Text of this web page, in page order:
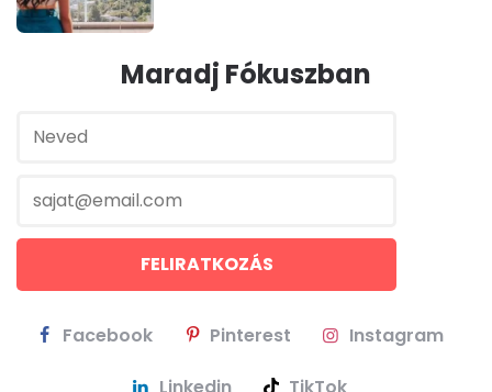
Maradj Fókuszban
Facebook Pinterest Instagram